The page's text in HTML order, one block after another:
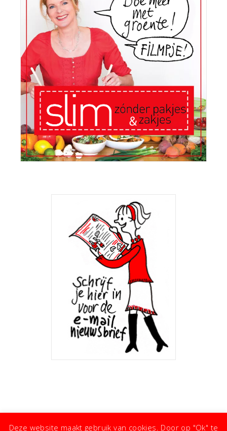
Deze website maakt gebruik van cookies. Door op "Ok" te